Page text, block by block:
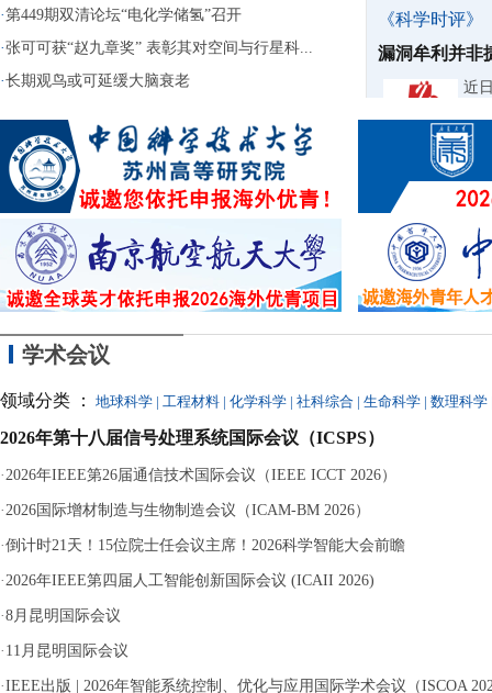
·第449期双清论坛“电化学储氢”召开
·张可可获“赵九章奖” 表彰其对空间与行星科...
·长期观鸟或可延缓大脑衰老
《科学时评》
漏洞牟利并非
近
台“
钱“
用还大肆转卖
同参与，最终因
学术会议
领域分类 ： 地球科学 | 工程材料 | 化学科学 | 社科综合 | 生命科学 | 数理科学
2026年第十八届信号处理系统国际会议（ICSPS）
·2026年IEEE第26届通信技术国际会议（IEEE ICCT 2026）
·2026国际增材制造与生物制造会议（ICAM-BM 2026）
·倒计时21天！15位院士任会议主席！2026科学智能大会前瞻
·2026年IEEE第四届人工智能创新国际会议 (ICAII 2026)
·8月昆明国际会议
· 11月昆明国际会议
·IEEE出版 | 2026年智能系统控制、优化与应用国际学术会议（ISCOA